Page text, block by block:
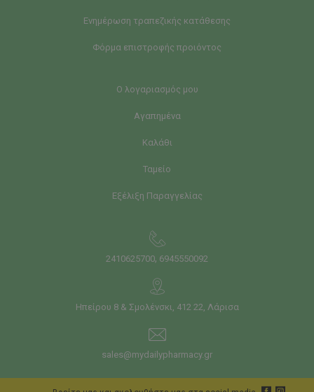
Ενημέρωση τραπεζικής κατάθεσης
Φόρμα επιστροφής προιόντος
Ο λογαριασμός μου
Αγαπημένα
Καλάθι
Ταμείο
Εξέλιξη Παραγγελίας
2410625700, 6945550092
Ηπείρου 8 & Σμολένσκι, 412 22, Λάρισα
sales@mydailypharmacy.gr